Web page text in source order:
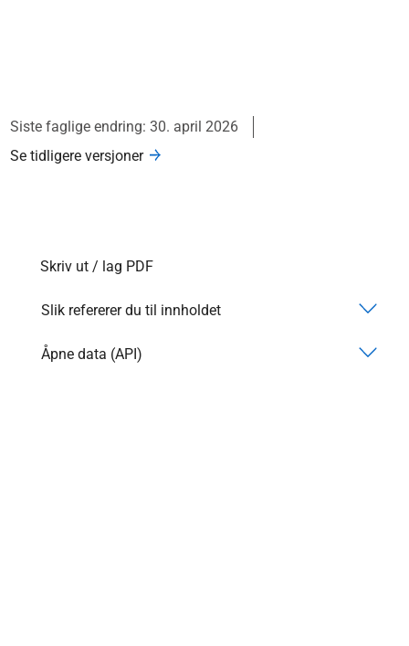
Siste faglige endring: 30. april 2026
Se tidligere versjoner
Skriv ut / lag PDF
Slik refererer du til innholdet
Åpne data (API)